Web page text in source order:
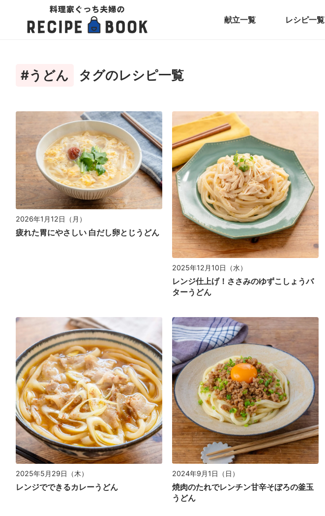
献立一覧 レシピ一覧
#うどん タグのレシピ一覧
2026年1月12日（月）
疲れた胃にやさしい 白だし卵とじうどん
2025年12月10日（水）
レンジ仕上げ！ささみのゆずこしょうバ
ターうどん
2025年5月29日（木）
レンジでできるカレーうどん
2024年9月1日（日）
焼肉のたれでレンチン甘辛そぼろの釜玉
うどん